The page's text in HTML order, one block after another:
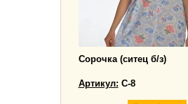
Сорочка (ситец б/з)
Артикул: С-8